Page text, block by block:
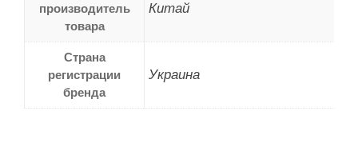
производитель
товара
Китай
Страна
регистрации
бренда
Украина